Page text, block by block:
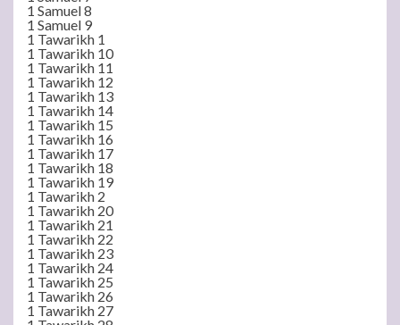
1 Samuel 8
1 Samuel 9
1 Tawarikh 1
1 Tawarikh 10
1 Tawarikh 11
1 Tawarikh 12
1 Tawarikh 13
1 Tawarikh 14
1 Tawarikh 15
1 Tawarikh 16
1 Tawarikh 17
1 Tawarikh 18
1 Tawarikh 19
1 Tawarikh 2
1 Tawarikh 20
1 Tawarikh 21
1 Tawarikh 22
1 Tawarikh 23
1 Tawarikh 24
1 Tawarikh 25
1 Tawarikh 26
1 Tawarikh 27